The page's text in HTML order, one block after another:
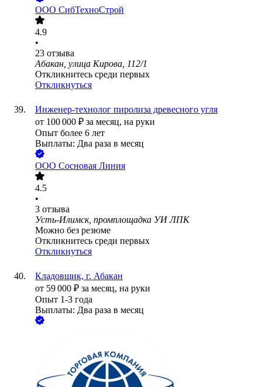
ООО СибТехноСтрой
4.9
•
23 отзыва
Абакан, улица Кирова, 112/1
Откликнитесь среди первых
Откликнуться
Инженер-технолог пиролиза древесного угля
от 100 000 ₽ за месяц, на руки
Опыт более 6 лет
Выплаты: Два раза в месяц
ООО Сосновая Линия
4.5
•
3 отзыва
Усть-Илимск, промплощадка УИ ЛПК
Можно без резюме
Откликнитесь среди первых
Откликнуться
Кладовщик, г. Абакан
от 59 000 ₽ за месяц, на руки
Опыт 1-3 года
Выплаты: Два раза в месяц